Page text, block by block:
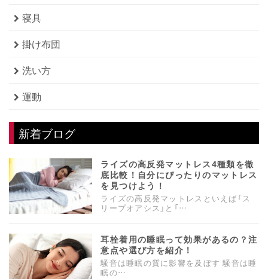
寝具
掛け布団
洗い方
運動
新着ブログ
ライズの高反発マットレス4種類を徹
底比較！自分にぴったりのマットレス
を見つけよう！
ライズの高反発マットレスといえば「ス
リープオアシス」と「…
耳栓着用の睡眠って効果があるの？注
意点や選び方を紹介！
騒音は睡眠の質に影響を及ぼす 騒音は睡
眠の…